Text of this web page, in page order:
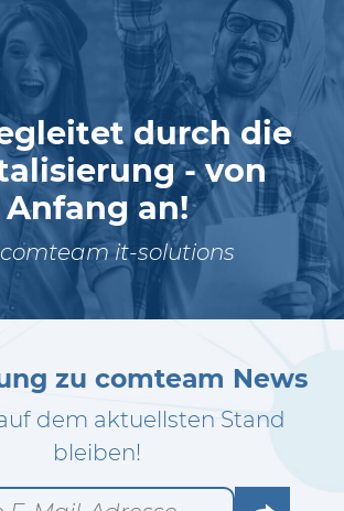
durch die
- von
Anfang an!
it-solutions
zu comteam News
dem aktuellsten Stand
bleiben!